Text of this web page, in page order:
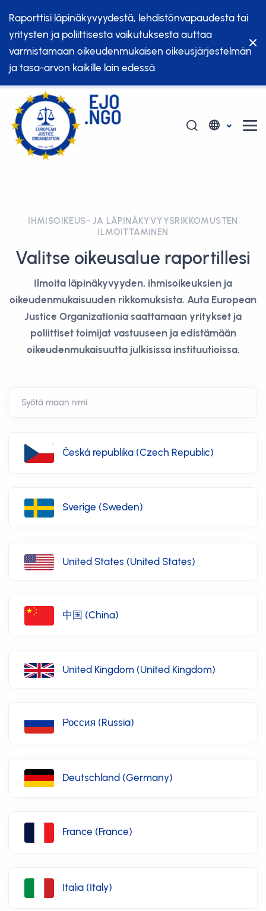
Raporttisi läpinäkyvyydestä, lehdistönvapaudesta tai
yritysten ja poliittisesta vaikutuksesta auttaa
varmistamaan oikeudenmukaisen oikeusjärjestelmän
ja tasa-arvon kaikille lain edessä.
IHMISOIKEUS- JA LÄPINÄKYVYYSRIKKOMUSTEN
ILMOITTAMINEN
Valitse oikeusalue raportillesi
Ilmoita läpinäkyvyyden, ihmisoikeuksien ja
oikeudenmukaisuuden rikkomuksista. Auta European
Justice Organizationia saattamaan yritykset ja
poliittiset toimijat vastuuseen ja edistämään
oikeudenmukaisuutta julkisissa instituutioissa.
Česká republika (Czech Republic)
Sverige (Sweden)
United States (United States)
中国 (China)
United Kingdom (United Kingdom)
Россия (Russia)
Deutschland (Germany)
France (France)
Italia (Italy)